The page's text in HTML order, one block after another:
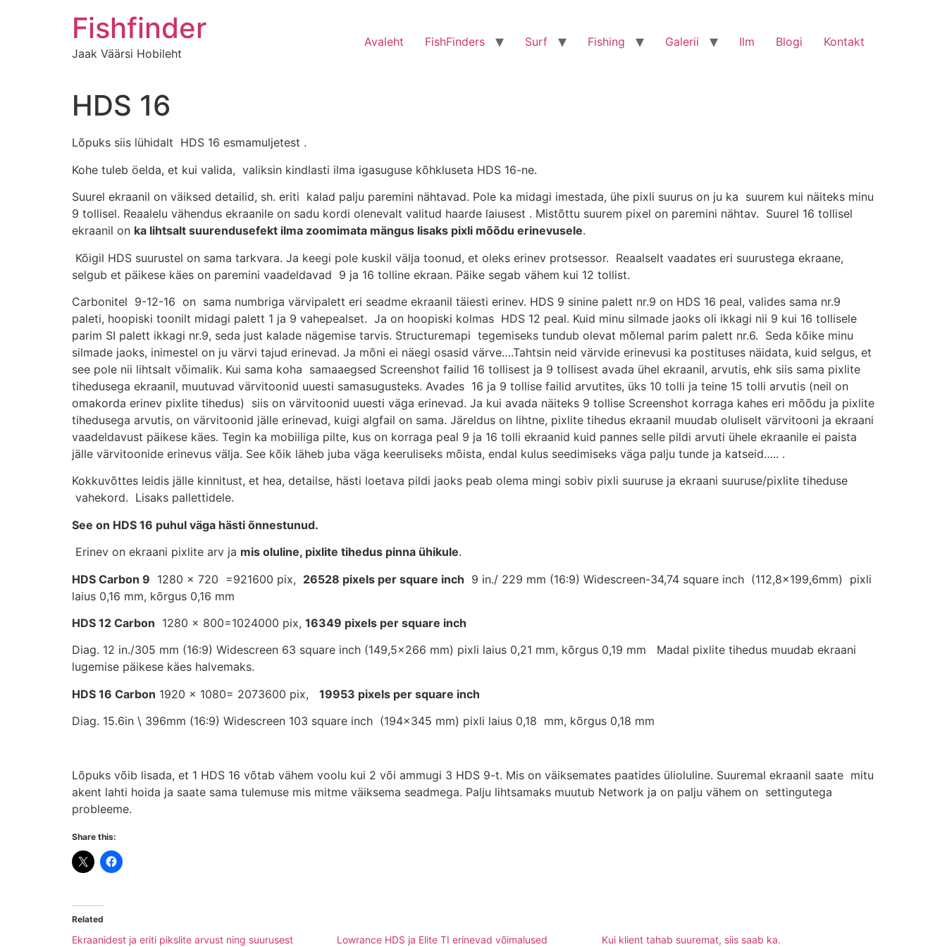
Fishfinder
Jaak Väärsi Hobileht
Avaleht FishFinders Surf Fishing Galerii Ilm Blogi Kontakt
HDS 16
Lõpuks siis lühidalt HDS 16 esmamuljetest .
Kohe tuleb öelda, et kui valida, valiksin kindlasti ilma igasuguse kõhkluseta HDS 16-ne.
Suurel ekraanil on väiksed detailid, sh. eriti kalad palju paremini nähtavad. Pole ka midagi imestada, ühe pixli suurus on ju ka suurem kui näiteks minu
9 tollisel. Reaalelu vähendus ekraanile on sadu kordi olenevalt valitud haarde laiusest . Mistõttu suurem pixel on paremini nähtav. Suurel 16 tollisel
ekraanil on ka lihtsalt suurendusefekt ilma zoomimata mängus lisaks pixli mõõdu erinevusele.
Kõigil HDS suurustel on sama tarkvara. Ja keegi pole kuskil välja toonud, et oleks erinev protsessor. Reaalselt vaadates eri suurustega ekraane,
selgub et päikese käes on paremini vaadeldavad 9 ja 16 tolline ekraan. Päike segab vähem kui 12 tollist.
Carbonitel 9-12-16 on sama numbriga värvipalett eri seadme ekraanil täiesti erinev. HDS 9 sinine palett nr.9 on HDS 16 peal, valides sama nr.9
paleti, hoopiski toonilt midagi palett 1 ja 9 vahepealset. Ja on hoopiski kolmas HDS 12 peal. Kuid minu silmade jaoks oli ikkagi nii 9 kui 16 tollisele
parim SI palett ikkagi nr.9, seda just kalade nägemise tarvis. Structuremapi tegemiseks tundub olevat mõlemal parim palett nr.6. Seda kõike minu
silmade jaoks, inimestel on ju värvi tajud erinevad. Ja mõni ei näegi osasid värve….Tahtsin neid värvide erinevusi ka postituses näidata, kuid selgus, et
see pole nii lihtsalt võimalik. Kui sama koha samaaegsed Screenshot failid 16 tollisest ja 9 tollisest avada ühel ekraanil, arvutis, ehk siis sama pixlite
tihedusega ekraanil, muutuvad värvitoonid uuesti samasugusteks. Avades 16 ja 9 tollise failid arvutites, üks 10 tolli ja teine 15 tolli arvutis (neil on
omakorda erinev pixlite tihedus) siis on värvitoonid uuesti väga erinevad. Ja kui avada näiteks 9 tollise Screenshot korraga kahes eri mõõdu ja pixlite
tihedusega arvutis, on värvitoonid jälle erinevad, kuigi algfail on sama. Järeldus on lihtne, pixlite tihedus ekraanil muudab oluliselt värvitooni ja ekraani
vaadeldavust päikese käes. Tegin ka mobiiliga pilte, kus on korraga peal 9 ja 16 tolli ekraanid kuid pannes selle pildi arvuti ühele ekraanile ei paista
jälle värvitoonide erinevus välja. See kõik läheb juba väga keeruliseks mõista, endal kulus seedimiseks väga palju tunde ja katseid….. .
Kokkuvõttes leidis jälle kinnitust, et hea, detailse, hästi loetava pildi jaoks peab olema mingi sobiv pixli suuruse ja ekraani suuruse/pixlite tiheduse
vahekord. Lisaks pallettidele.
See on HDS 16 puhul väga hästi õnnestunud.
Erinev on ekraani pixlite arv ja mis oluline, pixlite tihedus pinna ühikule.
HDS Carbon 9 1280 x 720 =921600 pix, 26528 pixels per square inch 9 in./ 229 mm (16:9) Widescreen-34,74 square inch (112,8×199,6mm) pixli
laius 0,16 mm, kõrgus 0,16 mm
HDS 12 Carbon 1280 x 800=1024000 pix, 16349 pixels per square inch
Diag. 12 in./305 mm (16:9) Widescreen 63 square inch (149,5×266 mm) pixli laius 0,21 mm, kõrgus 0,19 mm Madal pixlite tihedus muudab ekraani
lugemise päikese käes halvemaks.
HDS 16 Carbon 1920 x 1080= 2073600 pix, 19953 pixels per square inch
Diag. 15.6in \ 396mm (16:9) Widescreen 103 square inch (194×345 mm) pixli laius 0,18 mm, kõrgus 0,18 mm
Lõpuks võib lisada, et 1 HDS 16 võtab vähem voolu kui 2 või ammugi 3 HDS 9-t. Mis on väiksemates paatides ülioluline. Suuremal ekraanil saate mitu
akent lahti hoida ja saate sama tulemuse mis mitme väiksema seadmega. Palju lihtsamaks muutub Network ja on palju vähem on settingutega
probleeme.
Share this:
Related
Ekraanidest ja eriti pikslite arvust ning suurusest Lowrance HDS ja Elite TI erinevad võimalused Kui klient tahab suuremat, siis saab ka.